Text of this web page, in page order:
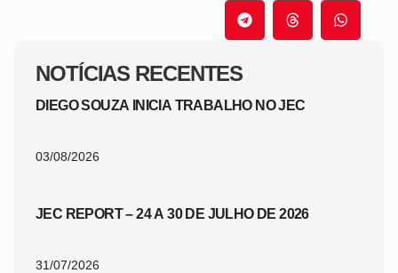
NOTÍCIAS RECENTES
DIEGO SOUZA INICIA TRABALHO NO JEC
03/08/2026
JEC REPORT – 24 A 30 DE JULHO DE 2026
31/07/2026